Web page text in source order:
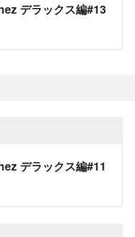
デラックス編#13
デラックス編#11